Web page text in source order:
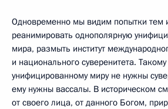
Одновременно мы видим попытки тем
реанимировать однополярную
мира, размыть институт
и национального суверенитета.
унифицированному миру не нужны
ему нужны вассалы. В историческом
от своего лица, от данного Богом,